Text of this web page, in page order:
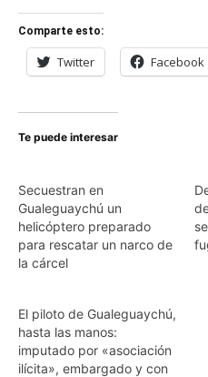
Comparte esto:
Twitter Facebook
Te puede interesar
Secuestran en
Gualeguaychú un
helicóptero preparado
para rescatar un narco de
la cárcel
El piloto de Gualeguaychú,
hasta las manos:
imputado por «asociación
ilícita», embargado y con